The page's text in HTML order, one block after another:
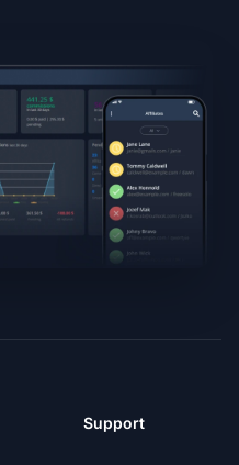
Support